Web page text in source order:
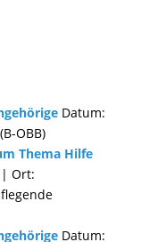
Datum:
OBB)
Thema Hilfe
| Ort:
Datum: